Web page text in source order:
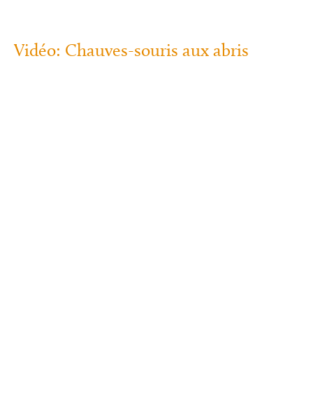
Vidéo: Chauves-souris aux abris